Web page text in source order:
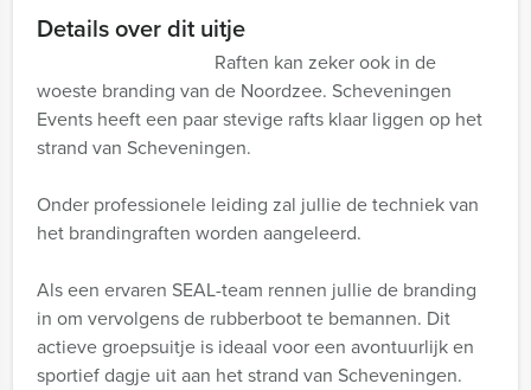
Details over dit uitje
Raften kan zeker ook in de
woeste branding van de Noordzee. Scheveningen
Events heeft een paar stevige rafts klaar liggen op het
strand van Scheveningen.
Onder professionele leiding zal jullie de techniek van
het brandingraften worden aangeleerd.
Als een ervaren SEAL-team rennen jullie de branding
in om vervolgens de rubberboot te bemannen. Dit
actieve groepsuitje is ideaal voor een avontuurlijk en
sportief dagje uit aan het strand van Scheveningen.